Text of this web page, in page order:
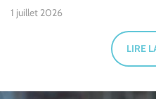
1 juillet 2026
LIRE